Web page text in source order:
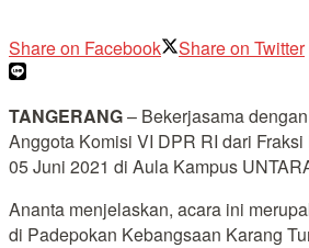
Share on Facebook Share on Twitter
TANGERANG– Bekerjasama
Anggota Komisi VI DPR RI dari
05 Juni 2021 di Aula Kampus
Ananta menjelaskan, acara ini
di Padepokan Kebangsaan Karang